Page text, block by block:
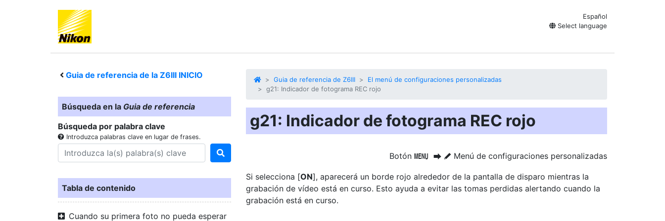
Español
Select language
Guia de referencia de la Z6III INICIO
Búsqueda en la Guia de referencia
Búsqueda por palabra clave
Introduzca palabras clave en lugar de frases.
Tabla de contenido
Cuando su primera foto no pueda esperar
Guia de referencia de Z6III
El menú de configuraciones personalizadas
g21: Indicador de fotograma REC rojo
g21: Indicador de fotograma REC rojo
Botón G U A Menú de configuraciones personalizadas
Si selecciona [ON], aparecerá un borde rojo alrededor de la pantalla de disparo mientras la
grabación de vídeo está en curso. Esto ayuda a evitar las tomas perdidas alertando cuando la
grabación está en curso.